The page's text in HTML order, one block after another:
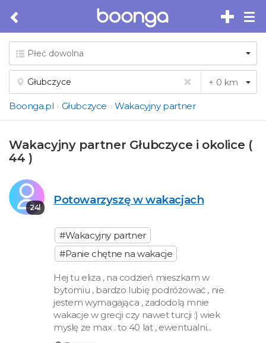
Boonga.pl Głubczyce Wakacyjny partner
Wakacyjny partner Głubczyce i okolice (
44 )
24l
Potowarzyszę w wakacjach
#Wakacyjny partner
#Panie chętne na wakacje
Hej tu eliza , na codzień mieszkam w
bytomiu , bardzo lubię podróżować , nie
jestem wymagająca , zadodolą mnie
wakacje w grecji czy nawet turcji :) wiek
myslę ze max . to 40 lat , ewentualni...